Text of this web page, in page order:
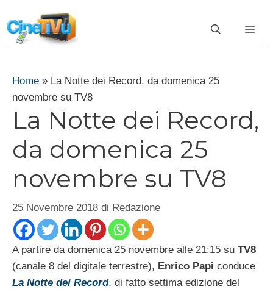
al
contenuto
Home » La Notte dei Record, da domenica 25
novembre su TV8
La Notte dei Record,
da domenica 25
novembre su TV8
25 Novembre 2018 di Redazione
A partire da domenica 25 novembre alle 21:15 su TV8
(canale 8 del digitale terrestre), Enrico Papi conduce
La Notte dei Record, di fatto settima edizione del